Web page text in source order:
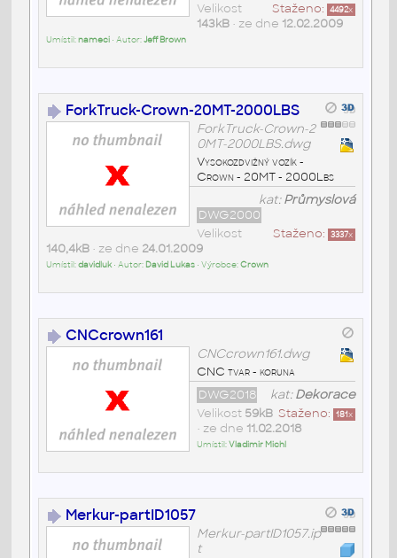
Staženo: 4492x
Velikost
143kB• ze dne 12.02.2009
Umístil:nameci• Autor:Jeff Brown
ForkTruck-Crown-20MT-2000LBS
ForkTruck-Crown-2
0MT-2000LBS.dwg
Vysokozdvižný vozík -
Crown - 20MT - 2000Lbs
kat:Průmyslová
DWG2000
Staženo: 3337x
Velikost
140,4kB• ze dne 24.01.2009
Umístil:davidluk• Autor: David Lukas• Výrobce:Crown
CNCcrown161
CNCcrown161.dwg
CNC tvar - koruna
kat:Dekorace
DWG2018
Staženo: 181x
Velikost 59kB
• ze dne 11.02.2018
Umístil:Vladimir Michl
Merkur-partID1057
Merkur-partID1057.ip
t